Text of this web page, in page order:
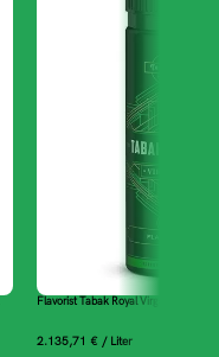
Flavorist Tabak Royal Virginia Aroma
2.135,71 €/ Liter